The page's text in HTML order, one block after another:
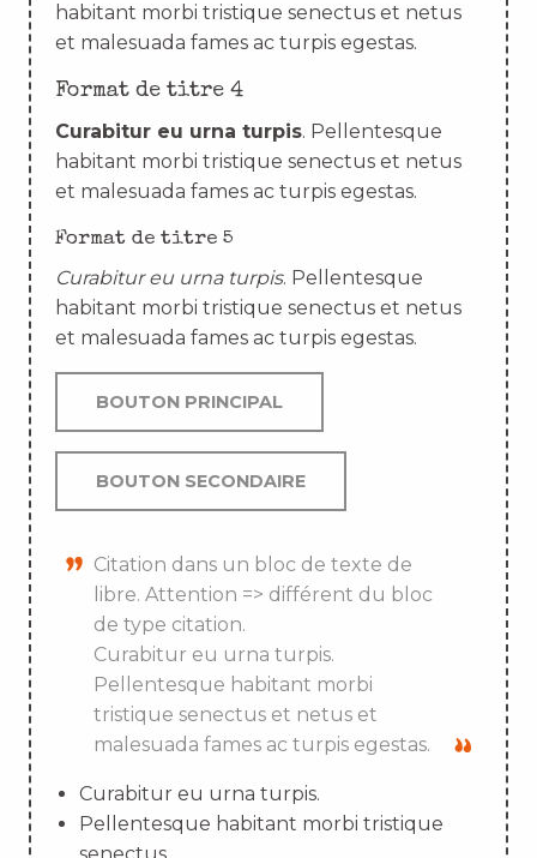
habitant morbi tristique senectus et netus
et malesuada fames ac turpis egestas.
Format de titre 4
Curabitur eu urna turpis. Pellentesque
habitant morbi tristique senectus et netus
et malesuada fames ac turpis egestas.
Format de titre 5
Curabitur eu urna turpis. Pellentesque
habitant morbi tristique senectus et netus
et malesuada fames ac turpis egestas.
BOUTON PRINCIPAL
BOUTON SECONDAIRE
Citation dans un bloc de texte de
libre. Attention => différent du bloc
de type citation.
Curabitur eu urna turpis.
Pellentesque habitant morbi
tristique senectus et netus et
malesuada fames ac turpis egestas.
Curabitur eu urna turpis.
Pellentesque habitant morbi tristique